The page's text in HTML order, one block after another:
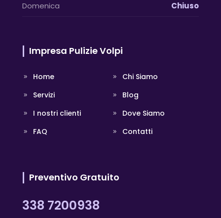
Domenica Chiuso
Impresa Pulizie Volpi
Home
Chi Siamo
Servizi
Blog
I nostri clienti
Dove Siamo
FAQ
Contatti
Preventivo Gratuito
338 7200938